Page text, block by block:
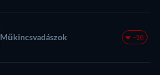
Műkincsvadászok -18